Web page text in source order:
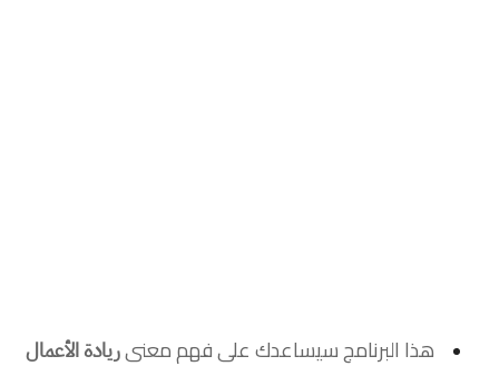
هذا البرنامج سيساعدك على فهم معنىريادة الأعمال